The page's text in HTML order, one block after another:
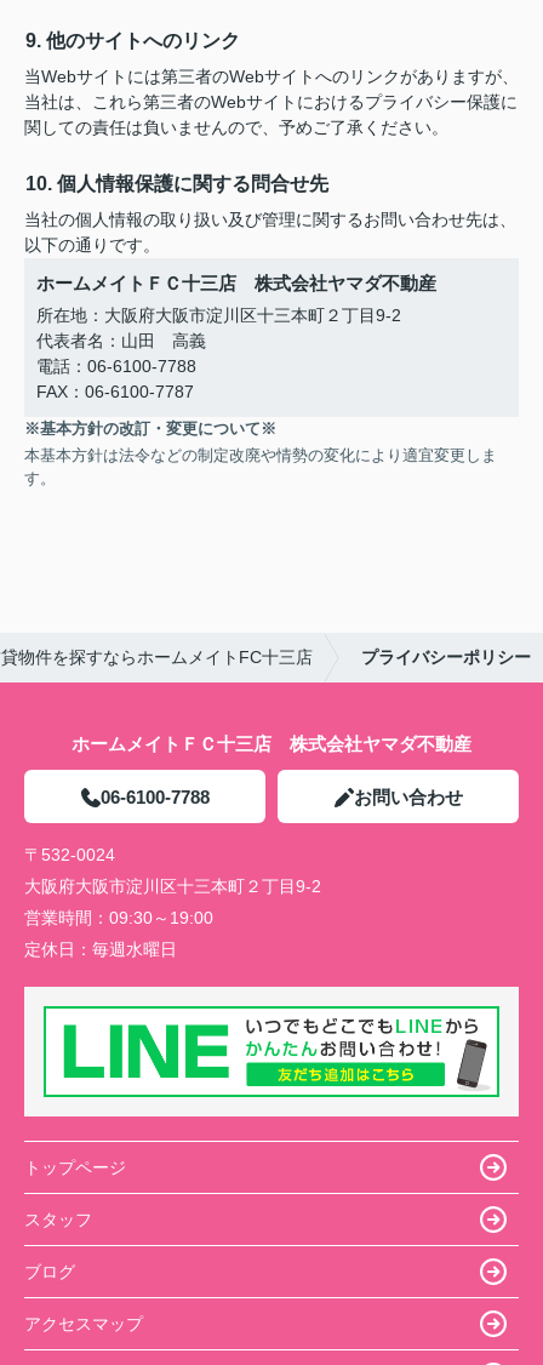
9. 他のサイトへのリンク
当Webサイトには第三者のWebサイトへのリンクがありますが、
当社は、これら第三者のWebサイトにおけるプライバシー保護に
関しての責任は負いませんので、予めご了承ください。
10. 個人情報保護に関する問合せ先
当社の個人情報の取り扱い及び管理に関するお問い合わせ先は、
以下の通りです。
ホームメイトＦＣ十三店 株式会社ヤマダ不動産
所在地：大阪府大阪市淀川区十三本町２丁目9-2
代表者名：山田 高義
電話：06-6100-7788
FAX：06-6100-7787
※基本方針の改訂・変更について※
本基本方針は法令などの制定改廃や情勢の変化により適宜変更しま
す。
物件を探すならホームメイトFC十三店 プライバシーポリシー
ホームメイトＦＣ十三店 株式会社ヤマダ不動産
06-6100-7788 お問い合わせ
〒532-0024
大阪府大阪市淀川区十三本町２丁目9-2
営業時間： 09:30～19:00
定休日： 毎週水曜日
トップページ
スタッフ
ブログ
アクセスマップ